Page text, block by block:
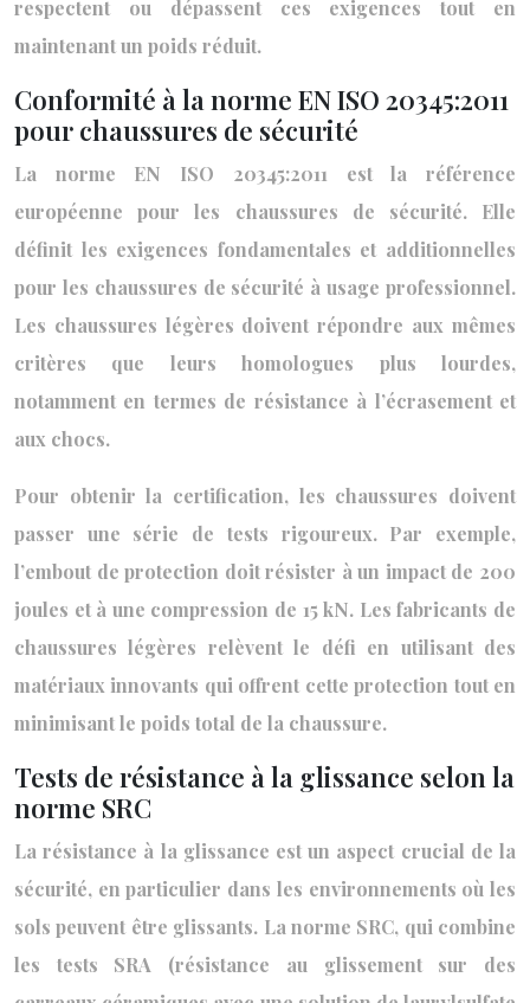
respectent ou dépassent ces exigences tout en
maintenant un poids réduit.
Conformité à la norme EN ISO 20345:2011
pour chaussures de sécurité
La norme EN ISO 20345:2011 est la référence
européenne pour les chaussures de sécurité. Elle
définit les exigences fondamentales et additionnelles
pour les chaussures de sécurité à usage professionnel.
Les chaussures légères doivent répondre aux mêmes
critères que leurs homologues plus lourdes,
notamment en termes de résistance à l’écrasement et
aux chocs.
Pour obtenir la certification, les chaussures doivent
passer une série de tests rigoureux. Par exemple,
l’embout de protection doit résister à un impact de 200
joules et à une compression de 15 kN. Les fabricants de
chaussures légères relèvent le défi en utilisant des
matériaux innovants qui offrent cette protection tout en
minimisant le poids total de la chaussure.
Tests de résistance à la glissance selon la
norme SRC
La résistance à la glissance est un aspect crucial de la
sécurité, en particulier dans les environnements où les
sols peuvent être glissants. La norme SRC, qui combine
les tests SRA (résistance au glissement sur des